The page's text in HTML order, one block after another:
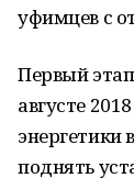
уфимцев с
Первый
августе
энергетики
поднять